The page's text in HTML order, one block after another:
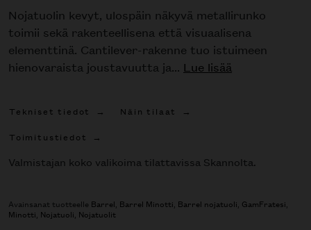
Nojatuolin kevyt, ulospäin näkyvä metallirunko
toimii sekä rakenteellisena että visuaalisena
elementtinä. Cantilever-rakenne tuo istuimeen
hienovaraista joustavuutta ja... Lue lisää
Tekniset tiedot
Näin tilaat
Toimitustiedot
Valmistajan koko valikoima tilattavissa Skannolta.
Avainsanat tuotteelle Barrel, Barrel Minotti, Barrel nojatuoli, GamFratesi,
Minotti, Nojatuoli, Nojatuolit